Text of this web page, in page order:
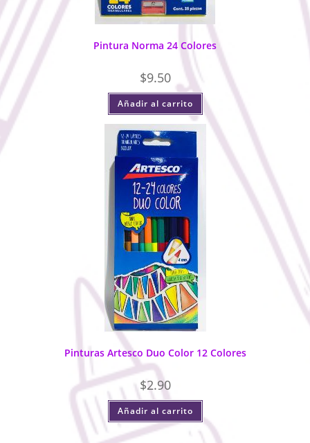
Pintura Norma 24 Colores
$9.50
Añadir al carrito
Pinturas Artesco Duo Color 12 Colores
$2.90
Añadir al carrito